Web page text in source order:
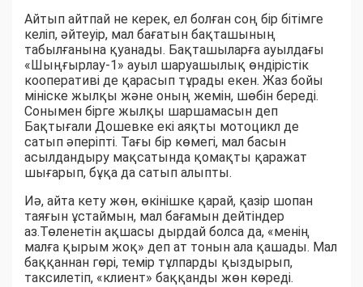
Айтып айтпай не керек, ел болған соң бір бітімге
келіп, әйтеуір, мал бағатын бақташының
табылғанына қуанады. Бақташыларға ауылдағы
«Шыңғырлау-1» ауыл шаруашылық өндірістік
кооперативі де қарасып тұрады екен. Жаз бойы
мініске жылқы және оның жемін, шөбін береді.
Сонымен бірге жылқы шаршамасын деп
Бақтығали Дошевке екі аяқты мотоцикл де
сатып әперіпті. Тағы бір көмегі, мал басын
асылдандыру мақсатында қомақты қаражат
шығарып, бұқа да сатып алыпты.
Иә, айта кету жөн, өкінішке қарай, қазір шопан
таяғын ұстаймын, мал бағамын дейтіндер
аз.Төленетін ақшасы дырдай болса да, «менің
малға қырым жоқ» деп ат тонын ала қашады. Мал
баққаннан гөрі, темір тұлпарды қыздырып,
таксилетіп, «клиент» баққанды жөн көреді.